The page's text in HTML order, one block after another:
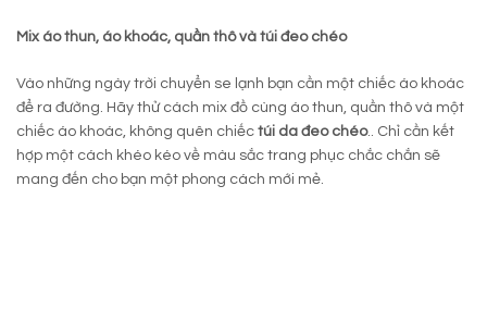
Mix áo thun, áo khoác, quần thô và túi đeo chéo
Vào những ngày trời chuyển se lạnh bạn cần một chiếc áo khoác
để ra đường. Hãy thử cách mix đồ cùng áo thun, quần thô và một
chiếc áo khoác, không quên chiếc túi da đeo chéo.. Chỉ cần kết
hợp một cách khéo kéo về màu sắc trang phục chắc chắn sẽ
mang đến cho bạn một phong cách mới mẻ.